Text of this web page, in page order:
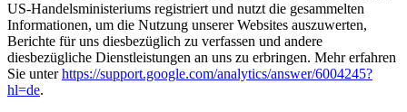
US-Handelsministeriums registriert und nutzt die gesammelten
Informationen, um die Nutzung unserer Websites auszuwerten,
Berichte für uns diesbezüglich zu verfassen und andere
diesbezügliche Dienstleistungen an uns zu erbringen. Mehr erfahren
Sie unterhttps://support.google.com/analytics/answer/6004245?
hl=de.